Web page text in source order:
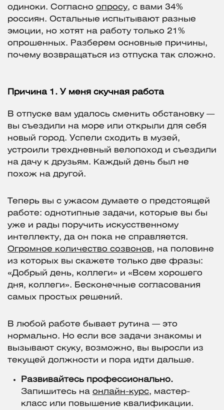
одиноки. Согласно опросу, с вами 34%
россиян. Остальные испытывают разные
эмоции, но хотят на работу только 21%
опрошенных. Разберем основные причины,
почему возвращаться из отпуска так сложно.
Причина 1. У меня скучная работа
В отпуске вам удалось сменить обстановку —
вы съездили на море или открыли для себя
новый город. Успели сходить в музей,
устроили трехдневный велопоход и съездили
на дачу к друзьям. Каждый день был не
похож на другой.
Теперь вы с ужасом думаете о предстоящей
работе: однотипные задачи, которые вы бы
уже и рады поручить искусственному
интеллекту, да он пока не справляется.
Огромное количество созвонов, на половине
из которых вы скажете только две фразы:
«Добрый день, коллеги» и «Всем хорошего
дня, коллеги». Бесконечные согласования
самых простых решений.
В любой работе бывает рутина — это
нормально. Но если все задачи знакомы и
вызывают скуку, возможно, вы выросли из
текущей должности и пора идти дальше.
Развивайтесь профессионально.
Запишитесь на онлайн-курс, мастер-
класс или повышение квалификации.